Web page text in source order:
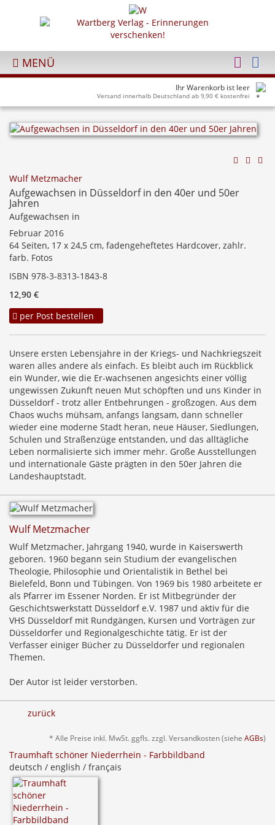
MENÜ
Ihr Warenkorb ist leer
Versand innerhalb Deutschland ab 9,90 € kostenfrei
Wulf Metzmacher
Aufgewachsen in Düsseldorf in den 40er und 50er
Jahren
Aufgewachsen in
Februar 2016
64 Seiten, 17 x 24,5 cm, fadengeheftetes Hardcover, zahlr.
farb. Fotos
ISBN 978-3-8313-1843-8
12,90 €
per Post bestellen
Unsere ersten Lebensjahre in der Kriegs- und Nachkriegszeit
waren alles andere als einfach. Es bleibt auch im Rückblick
ein Wunder, wie die Er-wachsenen angesichts einer völlig
ungewissen Zukunft neuen Mut schöpften und uns Kinder in
Düsseldorf - trotz aller Entbehrungen - großzogen. Aus dem
Chaos wuchs mühsam, anfangs langsam, dann schneller
wieder eine moderne Stadt heran, neue Häuser, Siedlungen,
Schulen und Straßenzüge entstanden, und das alltägliche
Leben normalisierte sich immer mehr. Große Ausstellungen
und internationale Gäste prägten in den 50er Jahren die
Landeshauptstadt.
Wulf Metzmacher
Wulf Metzmacher, Jahrgang 1940, wurde in Kaiserswerth
geboren. 1960 begann sein Studium der evangelischen
Theologie, Philosophie und Orientalistik in Bethel bei
Bielefeld, Bonn und Tübingen. Von 1969 bis 1980 arbeitete er
als Pfarrer im Essener Norden. Er ist Mitbegründer der
Geschichtswerkstatt Düsseldorf e.V. 1987 und aktiv für die
VHS Düsseldorf mit Rundgängen, Kursen und Vorträgen zur
Düsseldorfer und Regionalgeschichte tätig. Er ist der
Verfasser einiger Bücher zu Düsseldorfer und regionalen
Themen.
Der Autor ist leider verstorben.
zurück
* Alle Preise inkl. MwSt. ggfls. zzgl. Versandkosten (siehe AGBs)
Traumhaft schöner Niederrhein - Farbbildband
deutsch / english / français